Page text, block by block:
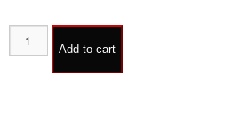
Add to cart